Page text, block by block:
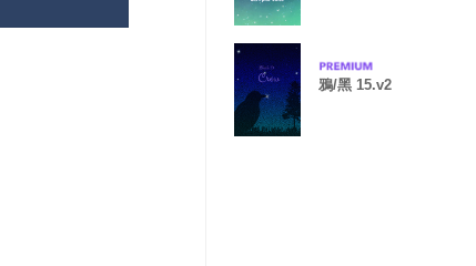
鴉/黑 15.v2